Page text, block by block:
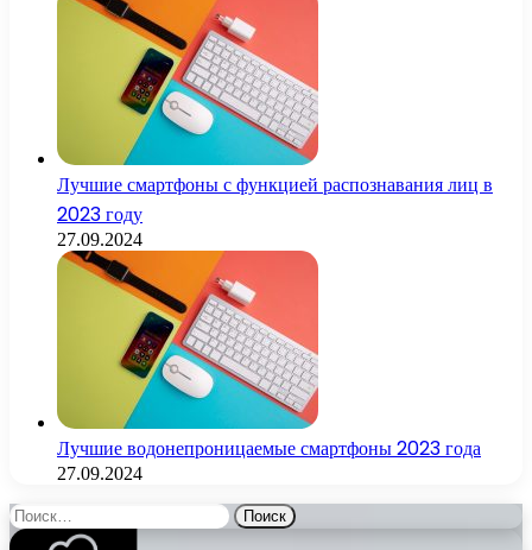
Лучшие смартфоны с функцией распознавания лиц в
2023 году
27.09.2024
Лучшие водонепроницаемые смартфоны 2023 года
27.09.2024
Найти: